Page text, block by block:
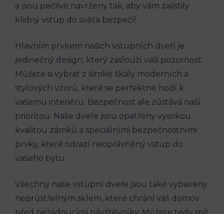
a jsou pečlivě navrženy tak, aby vám zajistily
klidný vstup do světa bezpečí!
Hlavním prvkem našich vstupních dveří je
jedinečný design, který zaslouží vaši pozornost.
Můžete si vybrat z široké škály moderních a
stylových vzorů, které se perfektně hodí k
vašemu interiéru. Bezpečnost ale zůstává naší
prioritou. Naše dveře jsou opatřeny vysokou
kvalitou zámků a speciálními bezpečnostními
prvky, které odrazí neoprávněný vstup do
vašeho bytu.
Všechny naše vstupní dveře jsou také vybaveny
neprůstřelným sklem, které chrání váš domov
před nežádoucími návštěvníky. Můžete tedy mít